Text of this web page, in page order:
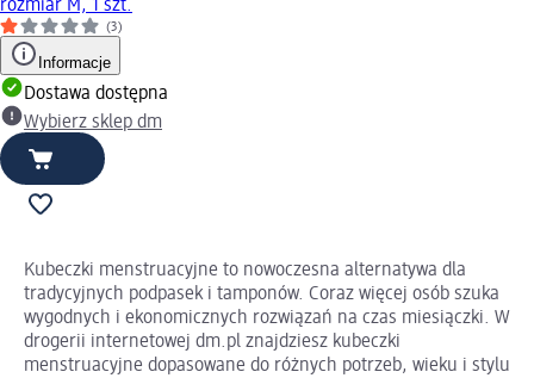
rozmiar M, 1 szt.
(3)
Informacje
Dostawa dostępna
Wybierz sklep dm
Kubeczki menstruacyjne to nowoczesna alternatywa dla
tradycyjnych podpasek i tamponów. Coraz więcej osób szuka
wygodnych i ekonomicznych rozwiązań na czas miesiączki. W
drogerii internetowej dm.pl znajdziesz kubeczki
menstruacyjne dopasowane do różnych potrzeb, wieku i stylu